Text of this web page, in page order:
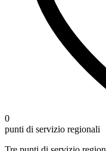
0
punti di servizio regionali